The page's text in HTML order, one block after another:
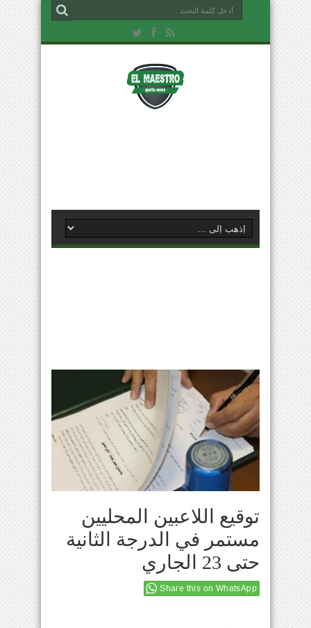
توقيع اللاعبين المحليين
مستمر في الدرجة الثانية
حتى 23 الجاري
Share this on WhatsApp